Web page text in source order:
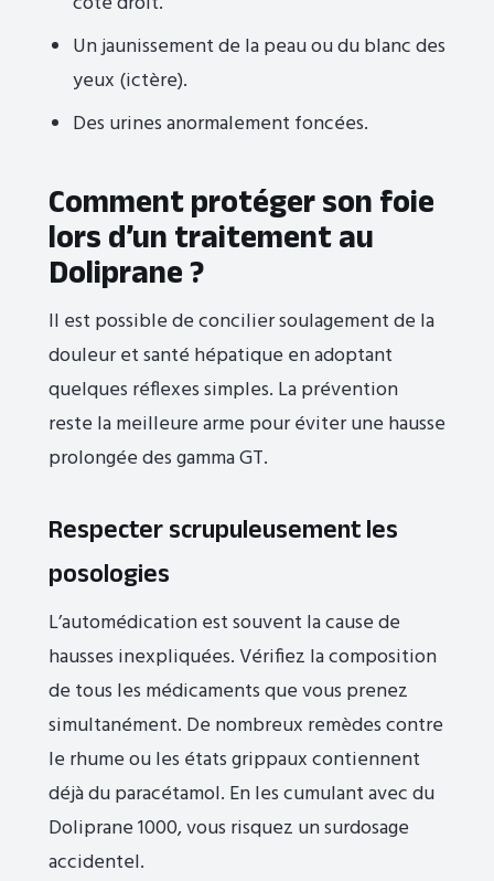
Un jaunissement de la peau ou du blanc des
yeux (ictère).
Des urines anormalement foncées.
Comment protéger son foie
lors d’un traitement au
Doliprane ?
Il est possible de concilier soulagement de la
douleur et santé hépatique en adoptant
quelques réflexes simples. La prévention
reste la meilleure arme pour éviter une hausse
prolongée des gamma GT.
Respecter scrupuleusement les
posologies
L’automédication est souvent la cause de
hausses inexpliquées. Vérifiez la composition
de tous les médicaments que vous prenez
simultanément. De nombreux remèdes contre
le rhume ou les états grippaux contiennent
déjà du paracétamol. En les cumulant avec du
Doliprane 1000, vous risquez un surdosage
accidentel.